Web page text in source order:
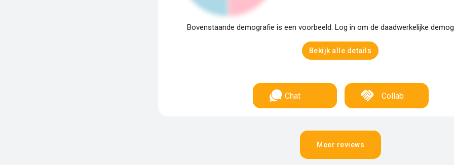
Bovenstaande demografie is een voorbeeld. Log in om de daadwerkelijke
Bekijk alle details
Chat Collab
Meer reviews